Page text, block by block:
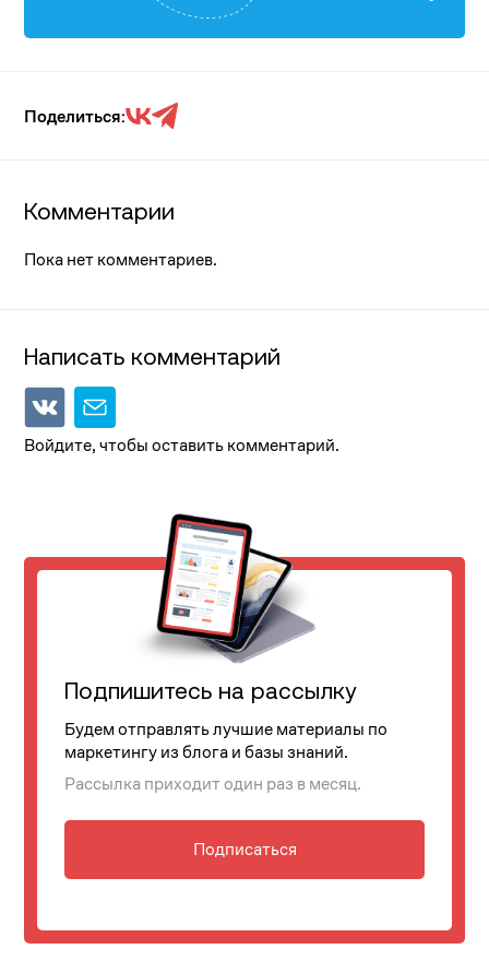
Поделиться:
Комментарии
Пока нет комментариев.
Написать комментарий
Войдите, чтобы оставить комментарий.
Подпишитесь на рассылку
Будем отправлять лучшие материалы по
маркетингу из блога и базы знаний.
Рассылка приходит один раз в месяц.
Подписаться